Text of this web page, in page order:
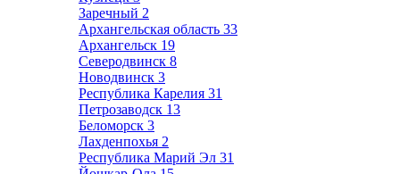
Заречный 2
Архангельская область 33
Архангельск 19
Северодвинск 8
Новодвинск 3
Республика Карелия 31
Петрозаводск 13
Беломорск 3
Лахденпохья 2
Республика Марий Эл 31